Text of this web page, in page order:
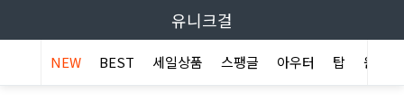
유니크걸
NEW BEST 세일상품 스팽글 아우터 탑 원피스